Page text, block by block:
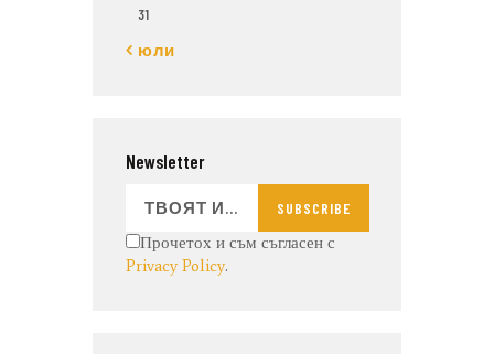
31
« юли
Newsletter
SUBSCRIBE
Прочетох и съм съгласен с
Privacy Policy.